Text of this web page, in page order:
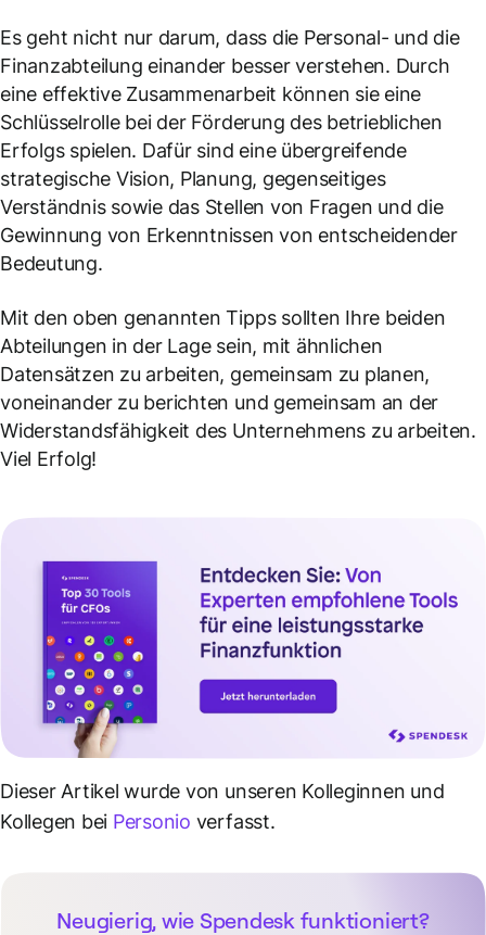
Es geht nicht nur darum, dass die Personal- und die
Finanzabteilung einander besser verstehen. Durch
eine effektive Zusammenarbeit können sie eine
Schlüsselrolle bei der Förderung des betrieblichen
Erfolgs spielen. Dafür sind eine übergreifende
strategische Vision, Planung, gegenseitiges
Verständnis sowie das Stellen von Fragen und die
Gewinnung von Erkenntnissen von entscheidender
Bedeutung.
Mit den oben genannten Tipps sollten Ihre beiden
Abteilungen in der Lage sein, mit ähnlichen
Datensätzen zu arbeiten, gemeinsam zu planen,
voneinander zu berichten und gemeinsam an der
Widerstandsfähigkeit des Unternehmens zu arbeiten.
Viel Erfolg!
Dieser Artikel wurde von unseren Kolleginnen und
Kollegen bei Personio verfasst.
Neugierig, wie Spendesk funktioniert?